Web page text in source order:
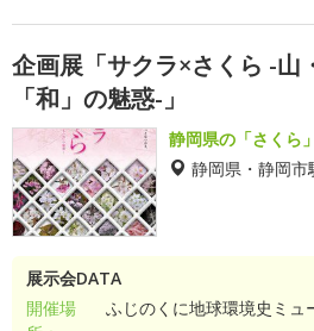
企画展「サクラ×さくら -山
「和」の魅惑-」
静岡県の「さくら
静岡県・静岡市
展示会DATA
開催場
ふじのくに地球環境史ミュ